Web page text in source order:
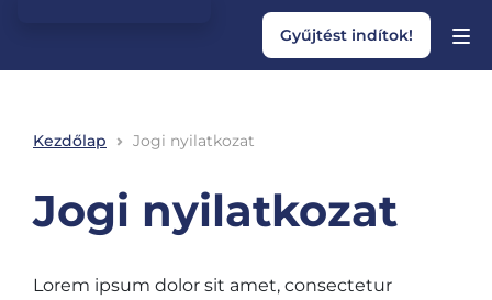
Gyűjtést indítok!
Kezdőlap Jogi nyilatkozat
Jogi nyilatkozat
Lorem ipsum dolor sit amet, consectetur